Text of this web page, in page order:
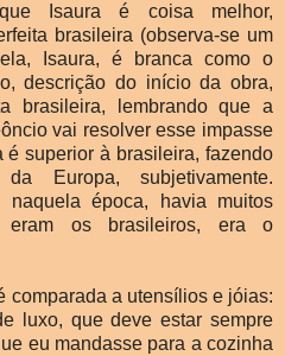
Isaura é coisa melhor,
brasileira (observa-se um
Isaura, é branca como o
descrição do início da obra,
brasileira, lembrando que a
vai resolver esse impasse
superior à brasileira, fazendo
Europa, subjetivamente.
naquela época, havia muitos
os brasileiros, era o
comparada a utensílios e jóias:
luxo, que deve estar sempre
eu mandasse para a cozinha